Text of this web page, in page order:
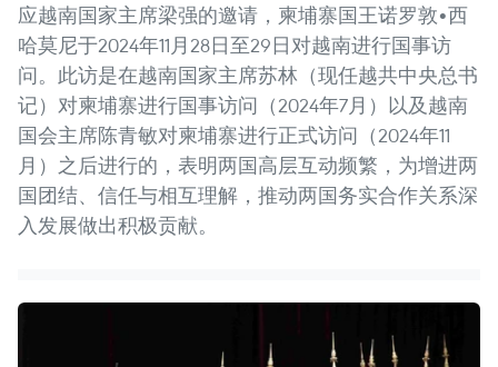
应越南国家主席梁强的邀请，柬埔寨国王诺罗敦•西
哈莫尼于2024年11月28日至29日对越南进行国事访
问。此访是在越南国家主席苏林（现任越共中央总书
记）对柬埔寨进行国事访问（2024年7月）以及越南
国会主席陈青敏对柬埔寨进行正式访问（2024年11
月）之后进行的，表明两国高层互动频繁，为增进两
国团结、信任与相互理解，推动两国务实合作关系深
入发展做出积极贡献。